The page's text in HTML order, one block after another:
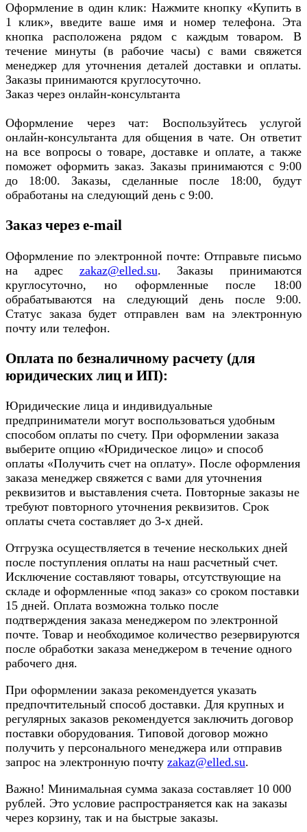
Оформление в один клик: Нажмите кнопку «Купить в
1 клик», введите ваше имя и номер телефона. Эта
кнопка расположена рядом с каждым товаром. В
течение минуты (в рабочие часы) с вами свяжется
менеджер для уточнения деталей доставки и оплаты.
Заказы принимаются круглосуточно.
Заказ через онлайн-консультанта
Оформление через чат: Воспользуйтесь услугой
онлайн-консультанта для общения в чате. Он ответит
на все вопросы о товаре, доставке и оплате, а также
поможет оформить заказ. Заказы принимаются с 9:00
до 18:00. Заказы, сделанные после 18:00, будут
обработаны на следующий день с 9:00.
Заказ через e-mail
Оформление по электронной почте: Отправьте письмо
на адрес zakaz@elled.su. Заказы принимаются
круглосуточно, но оформленные после 18:00
обрабатываются на следующий день после 9:00.
Статус заказа будет отправлен вам на электронную
почту или телефон.
Оплата по безналичному расчету (для
юридических лиц и ИП):
Юридические лица и индивидуальные
предприниматели могут воспользоваться удобным
способом оплаты по счету. При оформлении заказа
выберите опцию «Юридическое лицо» и способ
оплаты «Получить счет на оплату». После оформления
заказа менеджер свяжется с вами для уточнения
реквизитов и выставления счета. Повторные заказы не
требуют повторного уточнения реквизитов. Срок
оплаты счета составляет до 3-х дней.
Отгрузка осуществляется в течение нескольких дней
после поступления оплаты на наш расчетный счет.
Исключение составляют товары, отсутствующие на
складе и оформленные «под заказ» со сроком поставки
15 дней. Оплата возможна только после
подтверждения заказа менеджером по электронной
почте. Товар и необходимое количество резервируются
после обработки заказа менеджером в течение одного
рабочего дня.
При оформлении заказа рекомендуется указать
предпочтительный способ доставки. Для крупных и
регулярных заказов рекомендуется заключить договор
поставки оборудования. Типовой договор можно
получить у персонального менеджера или отправив
запрос на электронную почту zakaz@elled.su.
Важно! Минимальная сумма заказа составляет 10 000
рублей. Это условие распространяется как на заказы
через корзину, так и на быстрые заказы.